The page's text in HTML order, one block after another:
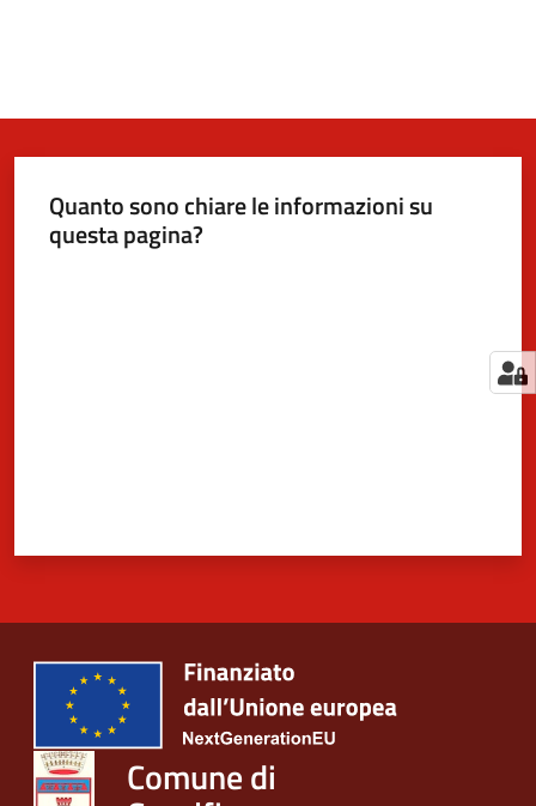
Quanto sono chiare le informazioni su
questa pagina?
Comune di